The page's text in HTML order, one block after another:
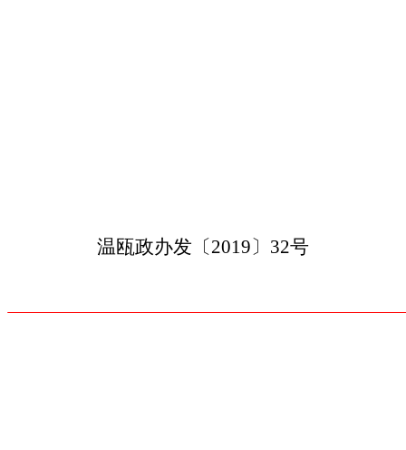
温瓯政办发〔2019〕 32号